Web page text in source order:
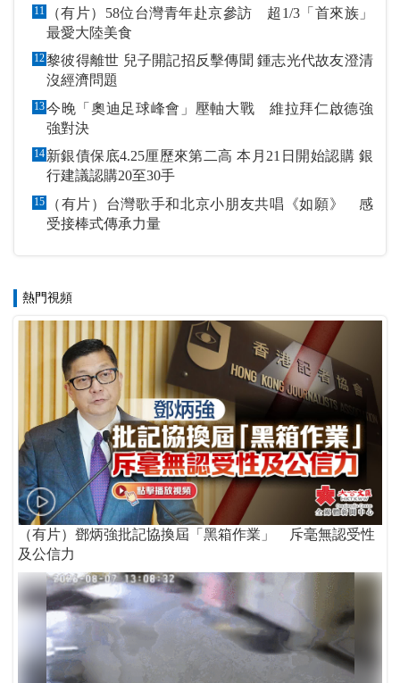
11
（有片）58位台灣青年赴京參訪 超1/3「首來族」
最愛大陸美食
12黎彼得離世 兒子開記招反擊傳聞 鍾志光代故友澄清
沒經濟問題
13今晚「奧迪足球峰會」壓軸大戰 維拉拜仁啟德強
強對決
14 新銀債保底4.25厘歷來第二高 本月21日開始認購 銀
行建議認購20至30手
15
（有片）台灣歌手和北京小朋友共唱《如願》 感
受接棒式傳承力量
熱門視頻
（有片）鄧炳強批記協換屆「黑箱作業」 斥毫無認受性
及公信力